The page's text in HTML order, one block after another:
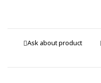
Ask about product